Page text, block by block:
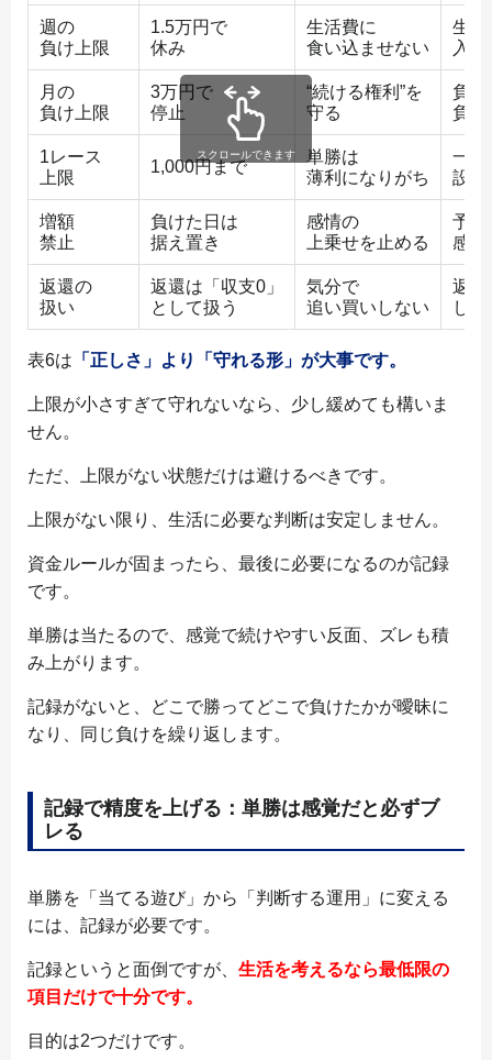
週の
負け上限
1.5万円で
休み
生活費に
食い込ませない
生活
入
月の
負け上限
3万円で
停止
“続ける権利”を
守る
負け
負け
1レース
上限
1,000円まで
単勝は
薄利になりがち
一撃
設計
増額
禁止
負けた日は
据え置き
感情の
上乗せを止める
予想
感情
返還の
扱い
返還は「収支0」
として扱う
気分で
追い買いしない
返還
し
表6は 「正しさ」より「守れる形」が大事です。
上限が小さすぎて守れないなら、少し緩めても構いま
せん。
ただ、上限がない状態だけは避けるべきです。
上限がない限り、生活に必要な判断は安定しません。
資金ルールが固まったら、最後に必要になるのが記録
です。
単勝は当たるので、感覚で続けやすい反面、ズレも積
み上がります。
記録がないと、どこで勝ってどこで負けたかが曖昧に
なり、同じ負けを繰り返します。
記録で精度を上げる：単勝は感覚だと必ずブ
レる
単勝を「当てる遊び」から「判断する運用」に変える
には、記録が必要です。
記録というと面倒ですが、 生活を考えるなら最低限の
項目だけで十分です。
目的は2つだけです。